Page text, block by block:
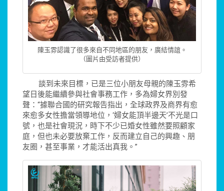
陳玉雰認識了很多來自不同地區的朋友，廣結情誼。
（圖片由受訪者提供）
談到未來目標，已是三位小朋友母親的陳玉雰希
望日後能繼續參與社會事務工作，多為婦女界別發
聲：“據聯合國的研究報告指出，全球政界及商界有愈
來愈多女性擔當領導地位，‘婦女能頂半邊天’不光是口
號，也是社會現況，時下不少已婚女性雖然要照顧家
庭，但也未必要放棄工作，反而建立自己的興趣、朋
友圈，甚至事業，才能活出真我。”